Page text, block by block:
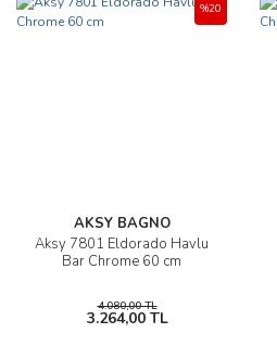
AKSY BAGNO
Aksy 7801 Eldorado Havlu
Bar Chrome 60 cm
%20
4.080,00 TL
3.264,00 TL